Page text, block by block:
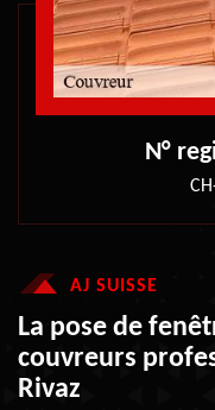
N°
AJ SUISSE
La pose de
couvreurs
Rivaz